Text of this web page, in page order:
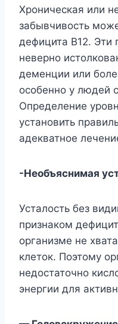
Хроническая или
забывчивость
дефицита B12.
неверно
деменции или
особенно у людей
Определение
установить
адекватное
-Необъяснимая
Усталость без
признаком
организме не
клеток. Поэтому
недостаточно
энергии для